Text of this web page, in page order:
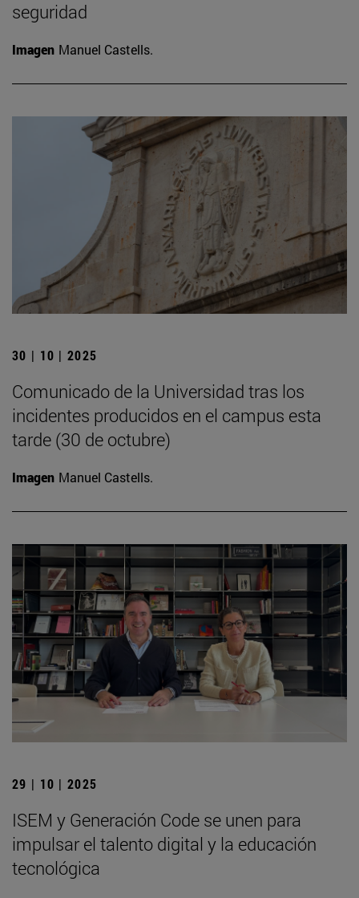
seguridad
Imagen Manuel Castells.
30 | 10 | 2025
Comunicado de la Universidad tras los
incidentes producidos en el campus esta
tarde (30 de octubre)
Imagen Manuel Castells.
29 | 10 | 2025
ISEM y Generación Code se unen para
impulsar el talento digital y la educación
tecnológica